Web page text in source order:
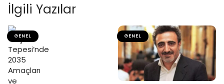
İlgili Yazılar
GENEL GENEL